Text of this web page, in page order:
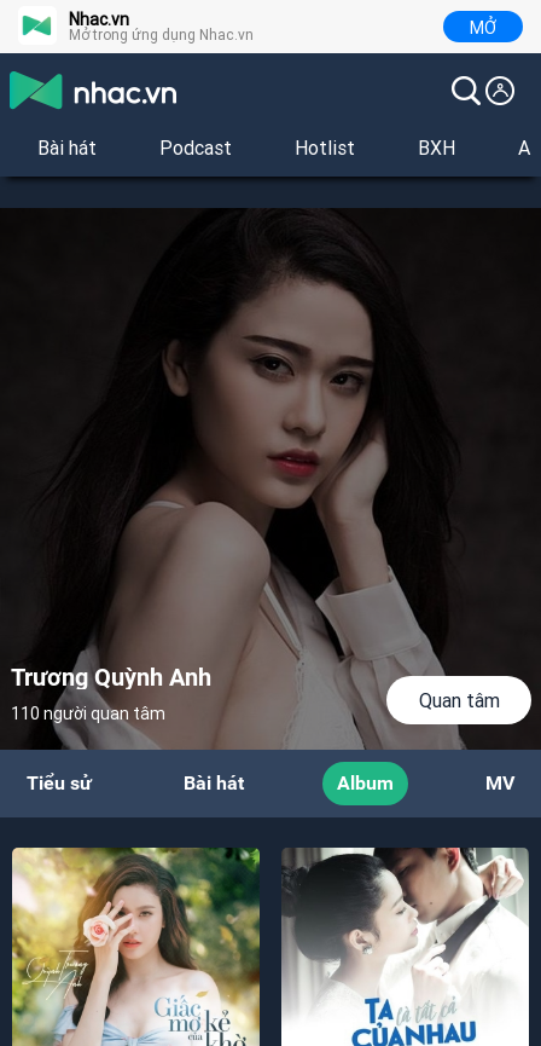
Nhac.vn
Mở trong ứng dụng Nhac.vn MỞ
Bài hát Podcast Hotlist BXH
Trương Quỳnh Anh
110 người quan tâm
Quan tâm
Tiểu sử Bài hát Album MV